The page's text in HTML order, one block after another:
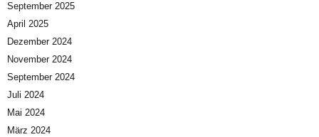
September 2025
April 2025
Dezember 2024
November 2024
September 2024
Juli 2024
Mai 2024
März 2024